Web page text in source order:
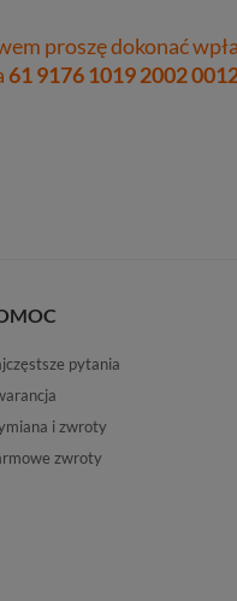
proszę dokonać
61 9176 1019 2002
pytania
i zwroty
zwroty